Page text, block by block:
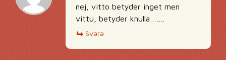
nej, vitto betyder inget men
vittu, betyder knulla…….
Svara